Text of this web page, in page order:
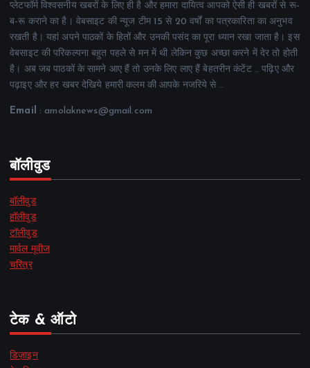
प्लेटफॉर्म विश्वसनीय खबरों के लिए ही है और हमारा दायित्व आपको ऐसी ही खबरों से रू-
ब-रू कराने का है। वेबसाइट की न्यूज टीम 15 से 20 वर्षों का पत्रकारिता का अनुभव
रखती है। यहां अपने पाठकों के हितों और उनकी पसंद का पूरा ध्यान रखा जाता है। इस
वेबसाइट की परिकल्पना बहुत पहले से मन में थी लेकिन कुछ अच्छा करने में देर तो होती
है। अब जब पाठकों के सामने आए हैं तो उनके लिए लाए हैं बेहतरीन कंटेंट .. पढ़िए और
पढ़ाइए और हर खबर देखिये हमारी कलम की आपके नजरिये से ..
Email : amolaknews@gmail.com
बॉलीवुड
बॉलीवुड
हॉलीवुड
टॉलीवुड
मार्वल मूवीज
चरित्र
टेक & ऑटो
डिज़ाइन